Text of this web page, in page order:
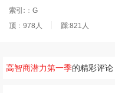
索引: ： G
顶 ： 978人 踩:821人
高智商潜力第一季的精彩评论